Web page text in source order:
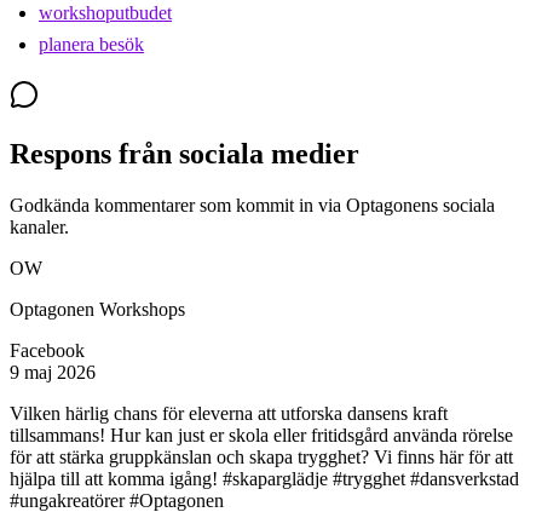
workshoputbudet
planera besök
Respons från sociala medier
Godkända kommentarer som kommit in via Optagonens sociala
kanaler.
OW
Optagonen Workshops
Facebook
9 maj 2026
Vilken härlig chans för eleverna att utforska dansens kraft
tillsammans! Hur kan just er skola eller fritidsgård använda rörelse
för att stärka gruppkänslan och skapa trygghet? Vi finns här för att
hjälpa till att komma igång! #skaparglädje #trygghet #dansverkstad
#ungakreatörer #Optagonen